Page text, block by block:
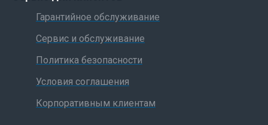
Гарантийное обслуживание
Сервис и обслуживание
Политика безопасности
Условия соглашения
Корпоративным клиентам